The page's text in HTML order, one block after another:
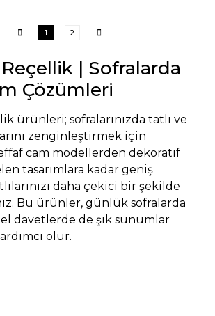
1 2
| Sofralarda
Çözümleri
ürünleri; sofralarınızda tatlı ve
zenginleştirmek için
cam modellerden dekoratif
tasarımlara kadar geniş
daha çekici bir şekilde
Bu ürünler, günlük sofralarda
davetlerde de şık sunumlar
olur.